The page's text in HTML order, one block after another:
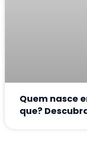
Quem nasce
que?